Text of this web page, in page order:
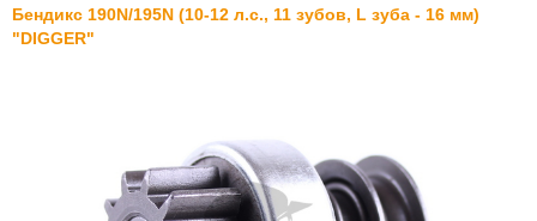
Бендикс 190N/195N (10-12 л.с., 11 зубов, L зуба - 16 мм)
"DIGGER"